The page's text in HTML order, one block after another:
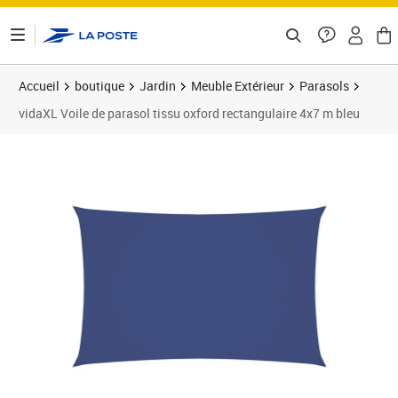
Accueil boutique Jardin Meuble Extérieur
Parasols
vidaXL Voile de parasol tissu oxford rectangulaire 4x7 m bleu